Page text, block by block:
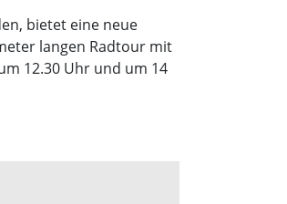
bietet eine neue
langen Radtour mit
12.30 Uhr und um 14